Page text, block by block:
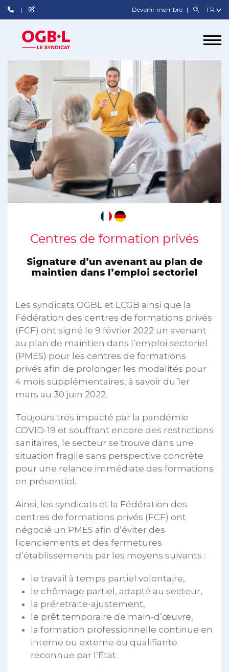
Devenir membre
Centres de formation privés
Signature d’un avenant au plan de
maintien dans l’emploi sectoriel
Les syndicats OGBL et LCGB ainsi que la
Fédération des centres de formations privés
(FCF) ont signé le 9 février 2022 un avenant
au plan de maintien dans l’emploi sectoriel
(PMES) pour les centres de formations
privés afin de prolonger les modalités pour
4 mois supplémentaires, à savoir du 1er
mars au 30 juin 2022.
Toujours très impacté par la pandémie
COVID-19 et souffrant encore des restrictions
sanitaires, le secteur se trouve dans une
situation fragile sans perspective concrète
pour une relance immédiate des formations
en présentiel.
Ainsi, les syndicats et la Fédération des
centres de formations privés (FCF) ont
négocié un PMES afin d’éviter des
licenciements et des fermetures
d’établissements par les moyens suivants :
le travail à temps partiel volontaire,
le chômage partiel, adapté au secteur,
la préretraite-ajustement,
le prêt temporaire de main-d’œuvre,
la formation professionnelle continue en
interne ou externe ou qualifiante
reconnue par l’État.